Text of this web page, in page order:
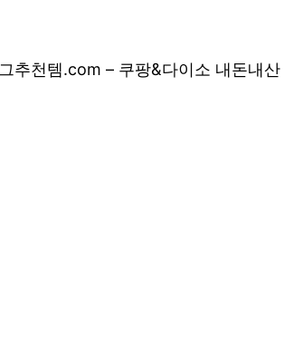
추천템.com – 쿠팡&다이소 내돈내